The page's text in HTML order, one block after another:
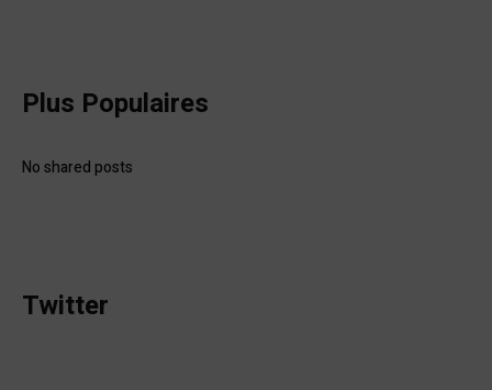
Plus Populaires
No shared posts
Twitter